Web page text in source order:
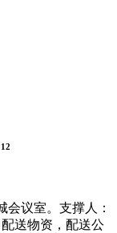
议室。支撑人：
送物资，配送公